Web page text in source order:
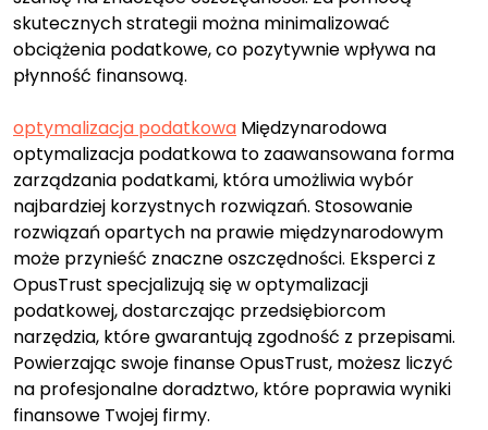
skutecznych strategii można minimalizować
obciążenia podatkowe, co pozytywnie wpływa na
płynność finansową.
optymalizacja podatkowa Międzynarodowa
optymalizacja podatkowa to zaawansowana forma
zarządzania podatkami, która umożliwia wybór
najbardziej korzystnych rozwiązań. Stosowanie
rozwiązań opartych na prawie międzynarodowym
może przynieść znaczne oszczędności. Eksperci z
OpusTrust specjalizują się w optymalizacji
podatkowej, dostarczając przedsiębiorcom
narzędzia, które gwarantują zgodność z przepisami.
Powierzając swoje finanse OpusTrust, możesz liczyć
na profesjonalne doradztwo, które poprawia wyniki
finansowe Twojej firmy.